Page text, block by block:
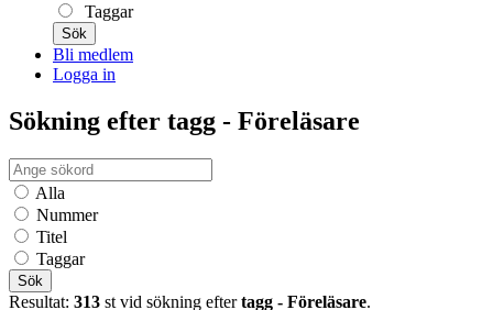
Taggar
Sök
Bli medlem
Logga in
Sökning efter tagg - Föreläsare
Alla
Nummer
Titel
Taggar
Sök
Resultat: 313 st vid sökning eftertagg - Föreläsare.